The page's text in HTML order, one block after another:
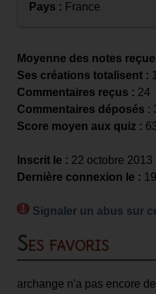
Pays : France
Moyenne des notes
Ses créations totalisent :
Commentaires reçus : 24
Commentaires déposés :
Score moyen aux quiz :
Inscrit le : 22 octobre 2013
Dernière connexion le :
Signaler un abus sur
Ses favoris
archange n'a pas encore